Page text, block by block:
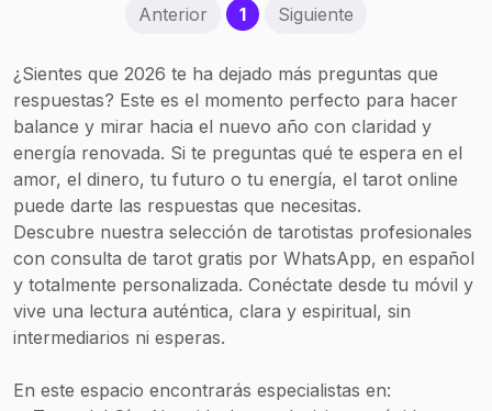
Anterior 1(current)
Siguiente
¿Sientes que 2026 te ha dejado más preguntas que
respuestas? Este es el momento perfecto para hacer
balance y mirar hacia el nuevo año con claridad y
energía renovada. Si te preguntas qué te espera en el
amor, el dinero, tu futuro o tu energía, el tarot online
puede darte las respuestas que necesitas.
Descubre nuestra selección de tarotistas profesionales
con consulta de tarot gratis por WhatsApp, en español
y totalmente personalizada. Conéctate desde tu móvil y
vive una lectura auténtica, clara y espiritual, sin
intermediarios ni esperas.
En este espacio encontrarás especialistas en: